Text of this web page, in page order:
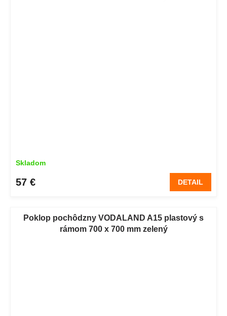
Skladom
57 € DETAIL
Poklop pochôdzny VODALAND A15 plastový s
rámom 700 x 700 mm zelený